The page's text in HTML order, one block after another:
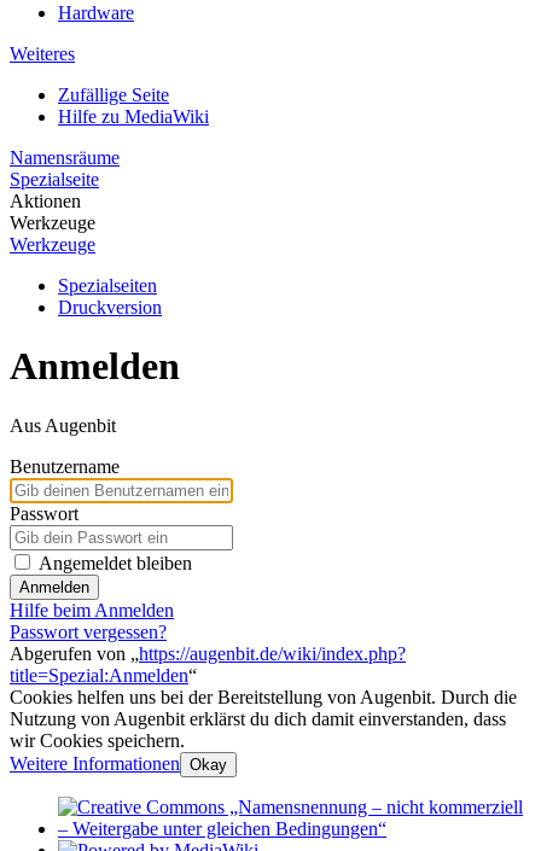
Hardware
Weiteres
Zufällige Seite
Hilfe zu MediaWiki
Namensräume
Spezialseite
Aktionen
Werkzeuge
Werkzeuge
Spezialseiten
Druckversion
Anmelden
Aus Augenbit
Benutzername
Passwort
Angemeldet bleiben
Anmelden
Hilfe beim Anmelden
Passwort vergessen?
Abgerufen von „https://augenbit.de/wiki/index.php?
title=Spezial:Anmelden“
Cookies helfen uns bei der Bereitstellung von Augenbit. Durch die
Nutzung von Augenbit erklärst du dich damit einverstanden, dass
wir Cookies speichern.
Weitere Informationen Okay